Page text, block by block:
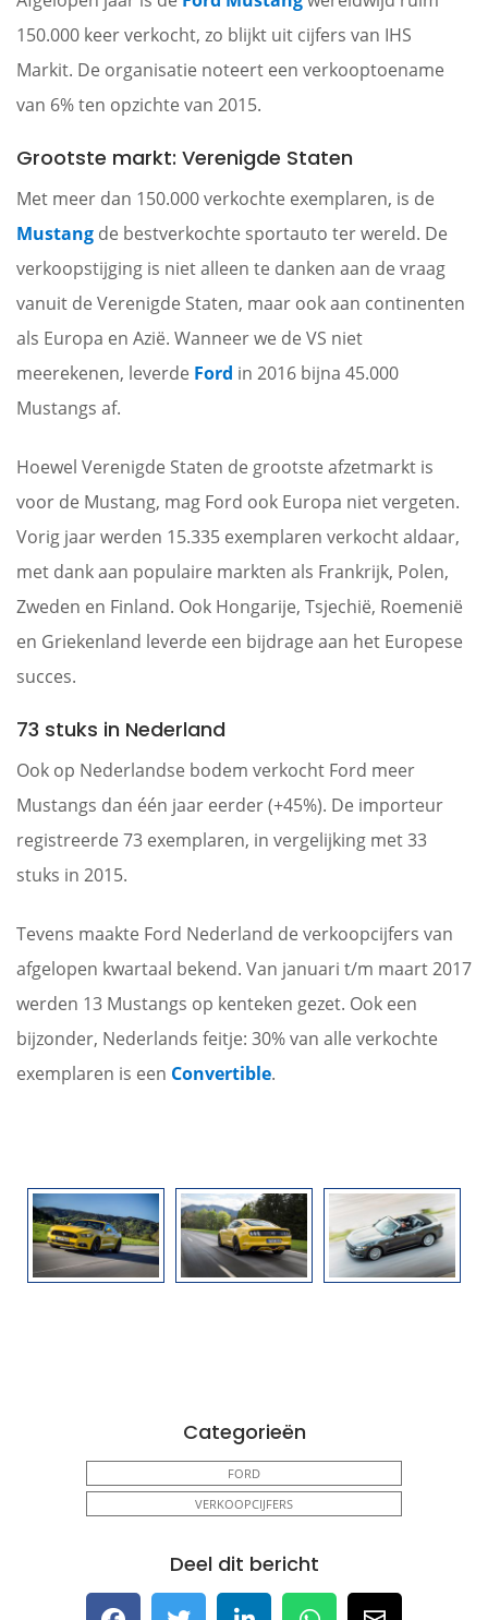
150.000 keer verkocht, zo blijkt uit cijfers van IHS
Markit. De organisatie noteert een verkooptoename
van 6% ten opzichte van 2015.
Grootste markt: Verenigde Staten
Met meer dan 150.000 verkochte exemplaren, is de
Mustang de bestverkochte sportauto ter wereld. De
verkoopstijging is niet alleen te danken aan de vraag
vanuit de Verenigde Staten, maar ook aan continenten
als Europa en Azië. Wanneer we de VS niet
meerekenen, leverde Ford in 2016 bijna 45.000
Mustangs af.
Hoewel Verenigde Staten de grootste afzetmarkt is
voor de Mustang, mag Ford ook Europa niet vergeten.
Vorig jaar werden 15.335 exemplaren verkocht aldaar,
met dank aan populaire markten als Frankrijk, Polen,
Zweden en Finland. Ook Hongarije, Tsjechië, Roemenië
en Griekenland leverde een bijdrage aan het Europese
succes.
73 stuks in Nederland
Ook op Nederlandse bodem verkocht Ford meer
Mustangs dan één jaar eerder (+45%). De importeur
registreerde 73 exemplaren, in vergelijking met 33
stuks in 2015.
Tevens maakte Ford Nederland de verkoopcijfers van
afgelopen kwartaal bekend. Van januari t/m maart 2017
werden 13 Mustangs op kenteken gezet. Ook een
bijzonder, Nederlands feitje: 30% van alle verkochte
exemplaren is een Convertible.
Categorieën
FORD
VERKOOPCIJFERS
Deel dit bericht